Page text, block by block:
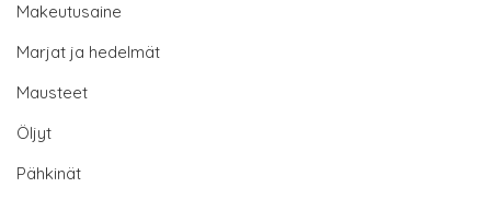
Makeutusaine
Marjat ja hedelmät
Mausteet
Öljyt
Pähkinät